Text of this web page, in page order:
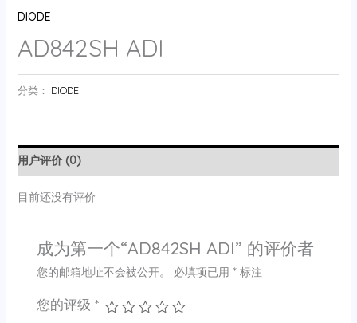
DIODE
AD842SH ADI
分类： DIODE
用户评价 (0)
目前还没有评价
成为第一个“AD842SH ADI” 的评价者
您的邮箱地址不会被公开。 必填项已用 *标注
您的评级 *